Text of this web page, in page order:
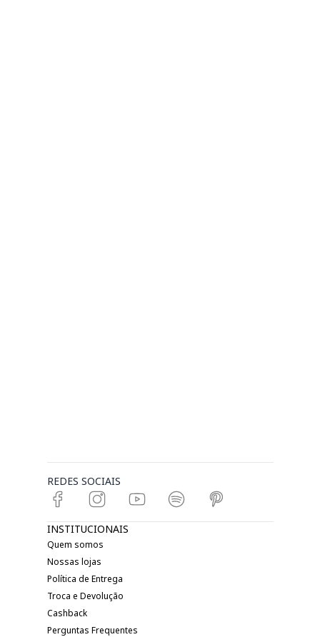
REDES SOCIAIS
INSTITUCIONAIS
Quem somos
Nossas lojas
Política de Entrega
Troca e Devolução
Cashback
Perguntas Frequentes